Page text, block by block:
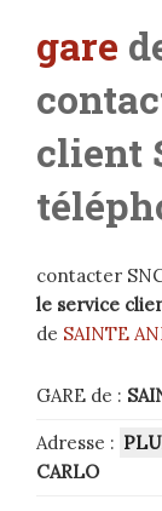
gare
client
contacter
le service
de SAINTE
GARE de :
Adresse :
CARLO